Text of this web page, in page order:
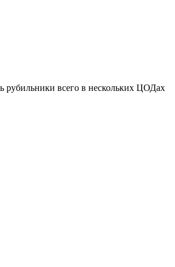
рубильники всего в нескольких ЦОДах